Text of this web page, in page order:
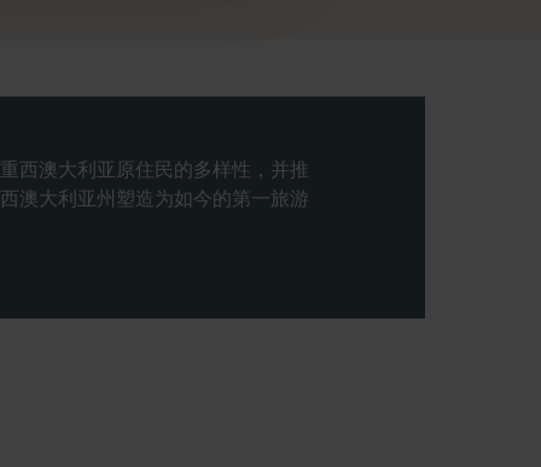
西澳大利亚原住民的多样性，并推
澳大利亚州塑造为如今的第一旅游